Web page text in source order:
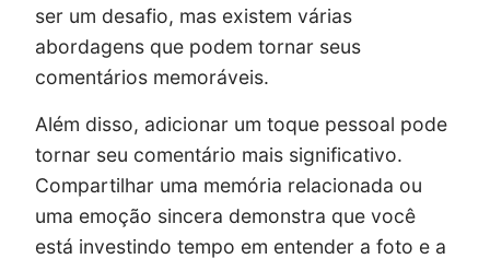
ser um desafio, mas existem várias
abordagens que podem tornar seus
comentários memoráveis.
Além disso, adicionar um toque pessoal pode
tornar seu comentário mais significativo.
Compartilhar uma memória relacionada ou
uma emoção sincera demonstra que você
está investindo tempo em entender a foto e a